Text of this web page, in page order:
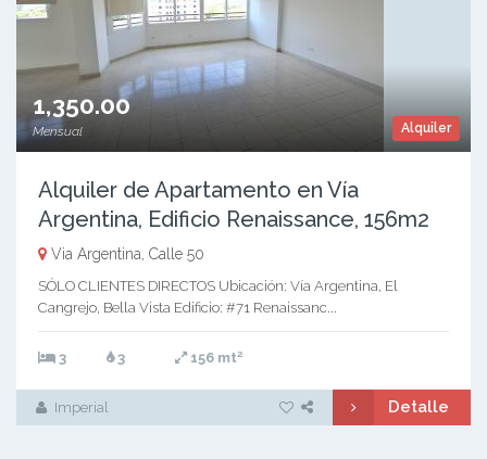
Alquiler
1,350.00
Mensual
Alquiler de Apartamento en Vía
Argentina, Edificio Renaissance, 156m2
Via Argentina, Calle 50
SÓLO CLIENTES DIRECTOS Ubicación: Vía Argentina, El
Cangrejo, Bella Vista Edificio: #71 Renaissanc...
3 3 156 mt2
Imperial Detalle